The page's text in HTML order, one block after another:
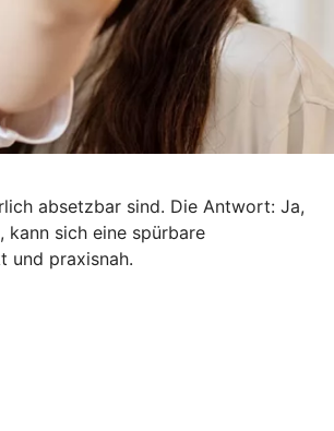
absetzbar sind. Die Antwort: Ja,
kann sich eine spürbare
und praxisnah.